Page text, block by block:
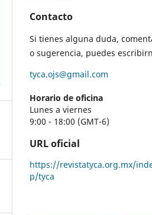
Contacto
Si tienes alguna duda,
o sugerencia, puedes
tyca.ojs@gmail.com
Horario de oficina
Lunes a viernes
9:00 - 18:00 (GMT-6)
URL oficial
https://revistatyca.org.mx/
p/tyca